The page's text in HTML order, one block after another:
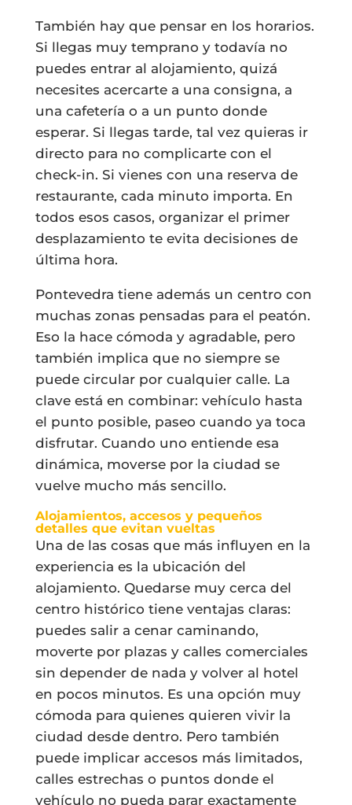
También hay que pensar en los horarios.
Si llegas muy temprano y todavía no
puedes entrar al alojamiento, quizá
necesites acercarte a una consigna, a
una cafetería o a un punto donde
esperar. Si llegas tarde, tal vez quieras ir
directo para no complicarte con el
check-in. Si vienes con una reserva de
restaurante, cada minuto importa. En
todos esos casos, organizar el primer
desplazamiento te evita decisiones de
última hora.
Pontevedra tiene además un centro con
muchas zonas pensadas para el peatón.
Eso la hace cómoda y agradable, pero
también implica que no siempre se
puede circular por cualquier calle. La
clave está en combinar: vehículo hasta
el punto posible, paseo cuando ya toca
disfrutar. Cuando uno entiende esa
dinámica, moverse por la ciudad se
vuelve mucho más sencillo.
Alojamientos, accesos y pequeños
detalles que evitan vueltas
Una de las cosas que más influyen en la
experiencia es la ubicación del
alojamiento. Quedarse muy cerca del
centro histórico tiene ventajas claras:
puedes salir a cenar caminando,
moverte por plazas y calles comerciales
sin depender de nada y volver al hotel
en pocos minutos. Es una opción muy
cómoda para quienes quieren vivir la
ciudad desde dentro. Pero también
puede implicar accesos más limitados,
calles estrechas o puntos donde el
vehículo no pueda parar exactamente